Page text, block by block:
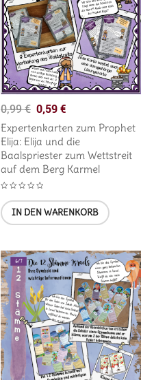
0,99€ 0,59€
Expertenkarten zum Prophet
Elija: Elija und die
Baalspriester zum Wettstreit
auf dem Berg Karmel
IN DEN WARENKORB